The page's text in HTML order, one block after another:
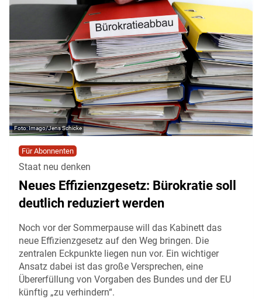
Imago/Jens Schicke
Für Abonnenten
Staat neu denken
Neues Effizienzgesetz: Bürokratie soll
deutlich reduziert werden
Noch vor der Sommerpause will das Kabinett das
neue Effizienzgesetz auf den Weg bringen. Die
zentralen Eckpunkte liegen nun vor. Ein wichtiger
Ansatz dabei ist das große Versprechen, eine
Übererfüllung von Vorgaben des Bundes und der EU
künftig „zu verhindern“.